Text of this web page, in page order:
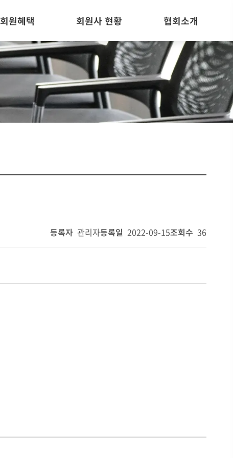
회원혜택 회원사 현황 협회소개
등록자 관리자등록일 2022-09-15조회수 36